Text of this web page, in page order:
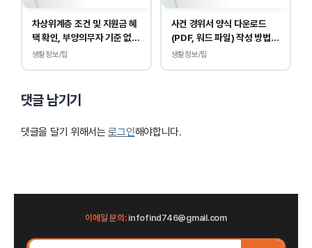
차상위계층 조건 및 지원금 혜
택 확인, 부양의무자 기준 없
이 소득, 재산만 봅니다.
생활정보/팁
사건 경위서 양식 다운로드
(PDF, 워드 파일) 작성 방법
및 예시
생활정보/팁
댓글 남기기
댓글을 달기 위해서는로그인해야합니다.
이메일 문의:infofind746@gmail.com